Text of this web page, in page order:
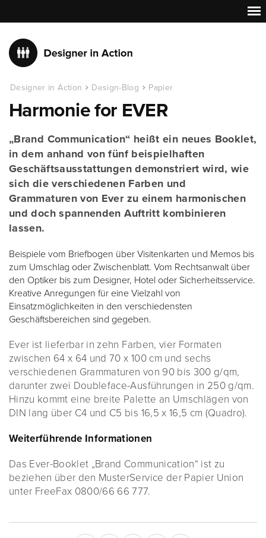
Designer in Action Design-Blog Papier
Harmonie for EVER
„Brand Communication“ heißt ein neues Booklet,
in dem anhand von fünf beispielhaften
Geschäftsausstattungen demonstriert wird, wie
sich die verschiedenen Farben und
Grammaturen von Ever zu einem harmonischen
und doch spannenden Auftritt kombinieren
lassen.
Beispiele vom Briefbogen über Visitenkarten und Memos bis
zum Umschlag oder Zwischenblatt. Vom Rechtsanwalt über
den Optiker bis zum Designer, Hotel oder Sicherheitsservice.
Kreative Anregungen für eine Vielzahl von
Einsatzmöglichkeiten in den verschiedensten
Geschäftsbereichen sind gegeben.
Ever ist lieferbar in zehn Farben, vier Formaten
zwischen 64 x 64 und 70 x 100 cm und sechs
verschiedenen Grammaturen von 90 bis 300 g/qm,
darunter zwei Doubleface-Ausführungen in 250 g/qm.
Hinzu kommt eine breite Palette an Umschlägen von
DIN lang über C4 und C5 bis 16,5 x 16,5 cm (Quadro).
Weiterführende Informationen
Das Ever-Booklet „Brand Communication“ ist zu
beziehen über den MusterService der Papier Union
unter FreeFax 0800/66 66 777.